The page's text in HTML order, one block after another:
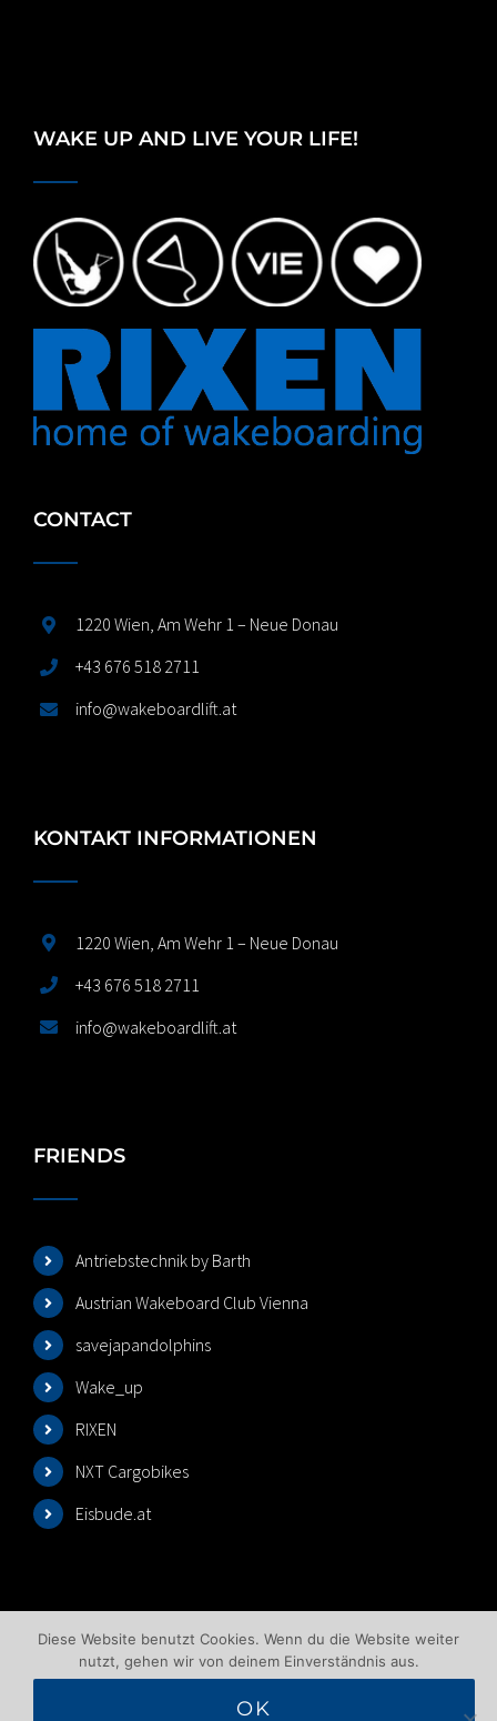
WAKE UP AND LIVE YOUR LIFE!
CONTACT
1220 Wien, Am Wehr 1 – Neue Donau
+43 676 518 2711
info@wakeboardlift.at
KONTAKT INFORMATIONEN
1220 Wien, Am Wehr 1 – Neue Donau
+43 676 518 2711
info@wakeboardlift.at
FRIENDS
Antriebstechnik by Barth
Austrian Wakeboard Club Vienna
savejapandolphins
Wake_up
RIXEN
NXT Cargobikes
Eisbude.at
Diese Website benutzt Cookies. Wenn du die Website weiter
nutzt, gehen wir von deinem Einverständnis aus.
OK